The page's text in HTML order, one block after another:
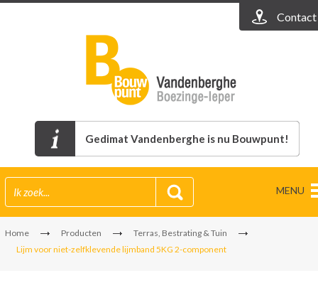
Contact
Gedimat Vandenberghe is nu Bouwpunt!
MENU
Home Producten
Terras, Bestrating & Tuin
Lijm voor niet-zelfklevende lijmband 5KG 2-component